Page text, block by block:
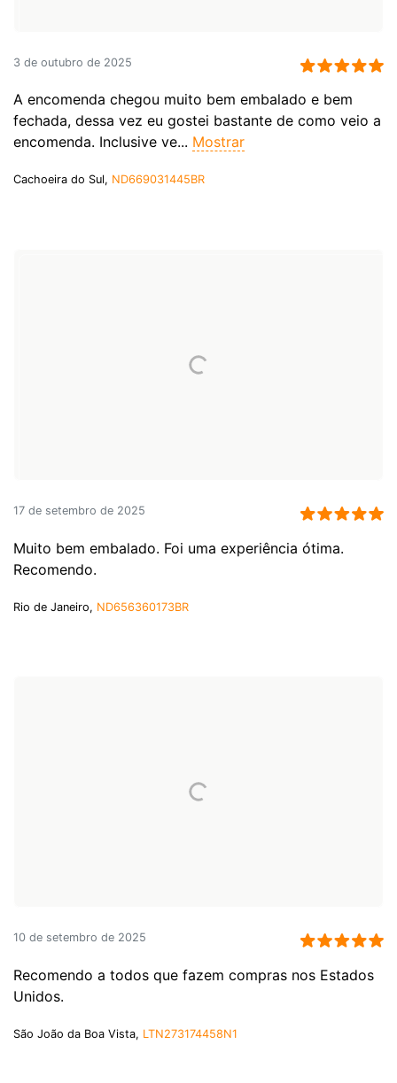
3 de outubro de 2025
A encomenda chegou muito bem embalado e bem
fechada, dessa vez eu gostei bastante de como veio a
encomenda. Inclusive ve... Mostrar
Cachoeira do Sul, ND669031445BR
17 de setembro de 2025
Muito bem embalado. Foi uma experiência ótima.
Recomendo.
Rio de Janeiro, ND656360173BR
10 de setembro de 2025
Recomendo a todos que fazem compras nos Estados
Unidos.
São João da Boa Vista, LTN273174458N1